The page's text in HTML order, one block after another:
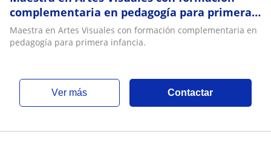
complementaria en pedagogía para primera
infancia
Maestra en Artes Visuales con formación complementaria en
pedagogía para primera infancia.
ver más Contactar